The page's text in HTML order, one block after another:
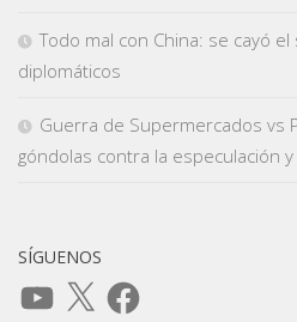
Todo mal con China: se cayó
diplomáticos
Guerra de Supermercados vs
góndolas contra la especulación
SÍGUENOS
YouTube
X Facebook